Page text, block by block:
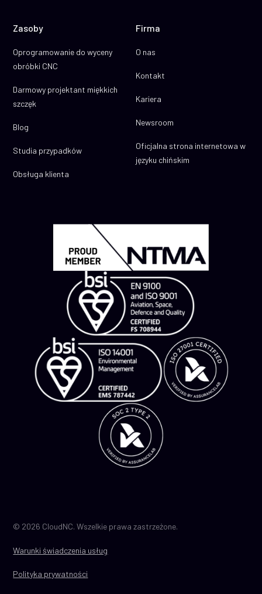
Zasoby
Oprogramowanie do wyceny
obróbki CNC
Darmowy projektant miękkich
szczęk
Blog
Studia przypadków
Obsługa klienta
Firma
O nas
Kontakt
Kariera
Newsroom
Oficjalna strona internetowa w
języku chińskim
Warunki świadczenia usług
Polityka prywatności
© 2026 CloudNC. Wszelkie prawa zastrzeżone.